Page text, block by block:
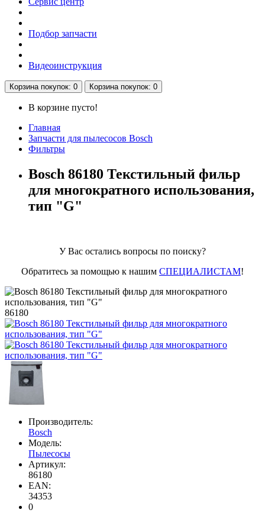
Подбор запчасти
Видеоинструкция
Корзинапокупок: 0 Корзинапокупок: 0
В корзине пусто!
Главная
Запчасти для пылесосов Bosch
Фильтры
Bosch 86180 Текстильный фильр
для многократного использования,
тип "G"
У Вас остались вопросы по поиску?
Обратитесь за помощью к нашим СПЕЦИАЛИСТАМ!
86180
Производитель:
Bosch
Модель:
Пылесосы
Артикул:
86180
EAN:
34353
0